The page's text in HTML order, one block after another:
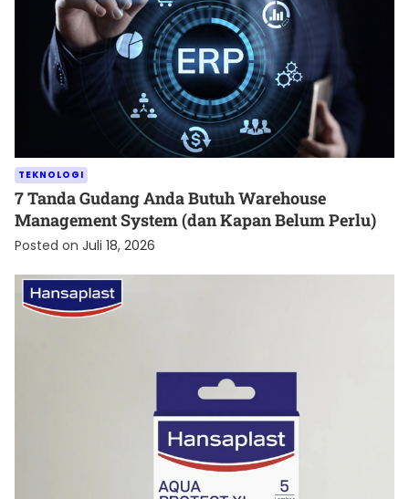
TEKNOLOGI
7 Tanda Gudang Anda Butuh Warehouse
Management System (dan Kapan Belum Perlu)
Posted on Juli 18, 2026